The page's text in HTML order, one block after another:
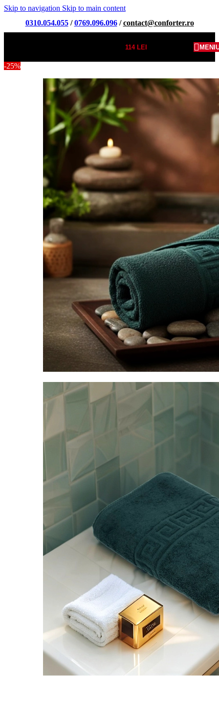
Skip to navigation Skip to main content
0310.054.055/0769.096.096/contact@conforter.ro
114 LEI
-25%